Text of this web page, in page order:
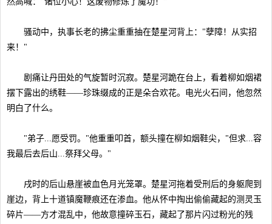
骚动中，执事长老的拂尘重重抽在楚星河背上："孽障！从实招
来！"
剧痛让丹田处的气旋暂时沉寂。楚星河跪在台上，看着柳如烟裙
摆下露出的绣鞋——珍珠缀成的正是朵合欢花。电光火石间，他忽然
明白了什么。
"弟子...愿受罚。"他重重叩首，额头撞在柳如烟鞋尖，"但求...容
我最后去后山...祭拜父母。"
戌时的后山悬崖被血色月光笼罩。楚星河拖着受刑后的身躯爬到
崖边，背上十道镇魔鞭痕还在渗血。他从怀中掏出偷偷藏起的测灵玉
碎片——方才混乱中，他故意撞碎玉石，藏起了那片闪过粉光的残